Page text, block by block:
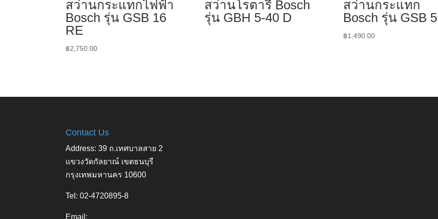
สว่านกระแทกไฟฟ้า
Bosch รุ่น GSB 16
RE
฿2,750.00
สว่านโรตารี่ Bosch
รุ่น GBH 5-40 D
สว่านกระแทก
Bosch รุ่น GSB
฿1,490.00
Contact Us
Address: 39 ถ.เทศบาลสาย 2
แขวงวัดกัลยาณ์ เขตธนบุรี
กรุงเทพมหานคร 10600
Tel: 02-4720895-8
Email: